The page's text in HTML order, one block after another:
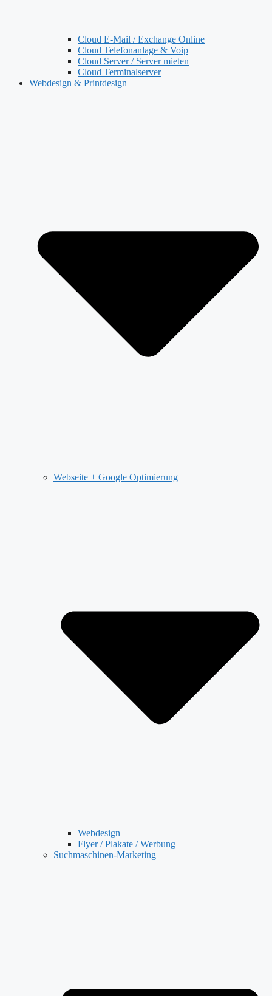
Cloud E-Mail / Exchange Online
Cloud Telefonanlage & Voip
Cloud Server / Server mieten
Cloud Terminalserver
Webdesign & Printdesign
Webseite + Google Optimierung
Webdesign
Flyer / Plakate / Werbung
Suchmaschinen-Marketing